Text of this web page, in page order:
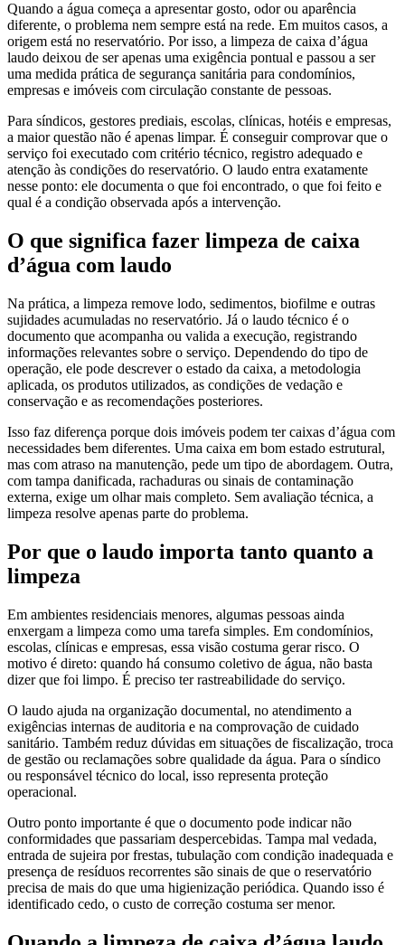
Quando a água começa a apresentar gosto, odor ou aparência
diferente, o problema nem sempre está na rede. Em muitos casos, a
origem está no reservatório. Por isso, a limpeza de caixa d’água
laudo deixou de ser apenas uma exigência pontual e passou a ser
uma medida prática de segurança sanitária para condomínios,
empresas e imóveis com circulação constante de pessoas.
Para síndicos, gestores prediais, escolas, clínicas, hotéis e empresas,
a maior questão não é apenas limpar. É conseguir comprovar que o
serviço foi executado com critério técnico, registro adequado e
atenção às condições do reservatório. O laudo entra exatamente
nesse ponto: ele documenta o que foi encontrado, o que foi feito e
qual é a condição observada após a intervenção.
O que significa fazer limpeza de caixa
d’água com laudo
Na prática, a limpeza remove lodo, sedimentos, biofilme e outras
sujidades acumuladas no reservatório. Já o laudo técnico é o
documento que acompanha ou valida a execução, registrando
informações relevantes sobre o serviço. Dependendo do tipo de
operação, ele pode descrever o estado da caixa, a metodologia
aplicada, os produtos utilizados, as condições de vedação e
conservação e as recomendações posteriores.
Isso faz diferença porque dois imóveis podem ter caixas d’água com
necessidades bem diferentes. Uma caixa em bom estado estrutural,
mas com atraso na manutenção, pede um tipo de abordagem. Outra,
com tampa danificada, rachaduras ou sinais de contaminação
externa, exige um olhar mais completo. Sem avaliação técnica, a
limpeza resolve apenas parte do problema.
Por que o laudo importa tanto quanto a
limpeza
Em ambientes residenciais menores, algumas pessoas ainda
enxergam a limpeza como uma tarefa simples. Em condomínios,
escolas, clínicas e empresas, essa visão costuma gerar risco. O
motivo é direto: quando há consumo coletivo de água, não basta
dizer que foi limpo. É preciso ter rastreabilidade do serviço.
O laudo ajuda na organização documental, no atendimento a
exigências internas de auditoria e na comprovação de cuidado
sanitário. Também reduz dúvidas em situações de fiscalização, troca
de gestão ou reclamações sobre qualidade da água. Para o síndico
ou responsável técnico do local, isso representa proteção
operacional.
Outro ponto importante é que o documento pode indicar não
conformidades que passariam despercebidas. Tampa mal vedada,
entrada de sujeira por frestas, tubulação com condição inadequada e
presença de resíduos recorrentes são sinais de que o reservatório
precisa de mais do que uma higienização periódica. Quando isso é
identificado cedo, o custo de correção costuma ser menor.